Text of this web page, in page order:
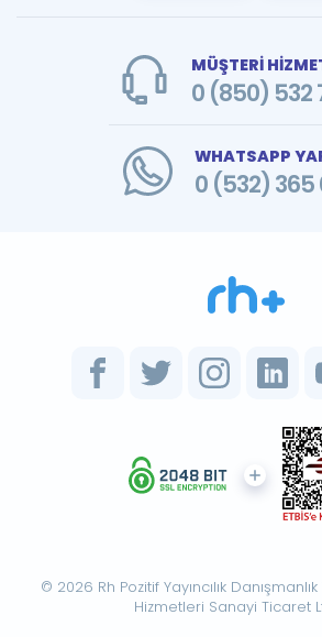
MÜŞTERİ
0 (850) 532
WHATSAPP
0 (532) 365
© 2026 Rh Pozitif Yayıncılık
Hizmetleri Sanayi Ticaret